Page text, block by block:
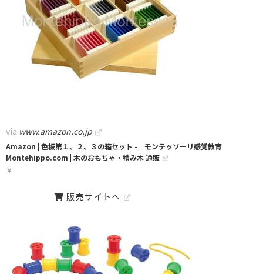
via www.amazon.co.jp
Amazon | 色板第１、２、３の箱セット - モンテッソーリ感覚教育
Montehippo.com | 木のおもちゃ・積み木 通販
￥
販売サイトへ